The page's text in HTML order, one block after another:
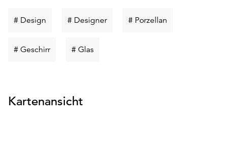
# Design Schlüsselwort
# DesignerSchlüsselwort
# Porzellan
# GeschirrSchlüsselwort
# GlasSchlüsselwort
Kartenansicht